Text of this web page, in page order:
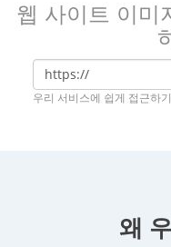
웹 사이트 이미
우리 서비스에 쉽게 접근하
왜